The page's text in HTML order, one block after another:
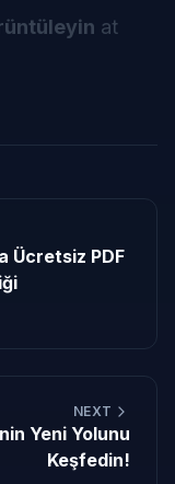
at
Ücretsiz PDF
NEXT
Yeni Yolunu
Keşfedin!